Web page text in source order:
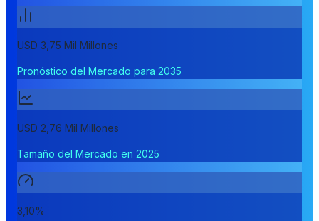
USD 3,75 Mil Millones
Pronóstico del Mercado para 2035
USD 2,76 Mil Millones
Tamaño del Mercado en 2025
3,10%